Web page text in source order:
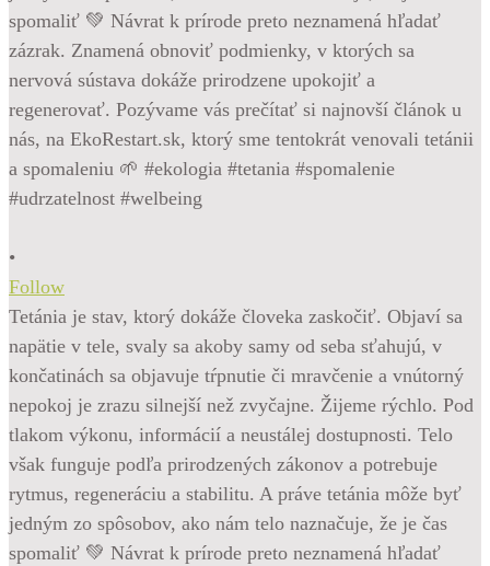
•
Follow
Tetánia je stav, ktorý dokáže človeka zaskočiť. Objaví sa
napätie v tele, svaly sa akoby samy od seba sťahujú, v
končatinách sa objavuje tŕpnutie či mravčenie a vnútorný
nepokoj je zrazu silnejší než zvyčajne. Žijeme rýchlo. Pod
tlakom výkonu, informácií a neustálej dostupnosti. Telo
však funguje podľa prirodzených zákonov a potrebuje
rytmus, regeneráciu a stabilitu. A práve tetánia môže byť
jedným zo spôsobov, ako nám telo naznačuje, že je čas
spomaliť 💚 Návrat k prírode preto neznamená hľadať